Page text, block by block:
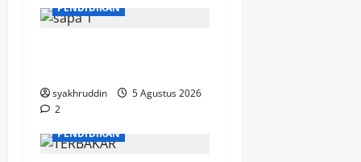
PENDIDIKAN
syakhruddin
5 Agustus 2026
2MOZAIK KEHIDUPAN
PENDIDIKAN